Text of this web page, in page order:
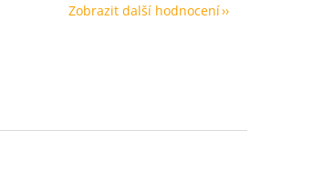
Zobrazit další hodnocení